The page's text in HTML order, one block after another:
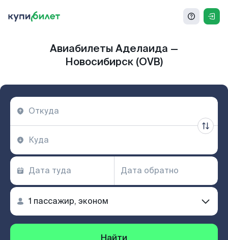
Авиабилеты Аделаида —
Новосибирск (OVB)
Найти